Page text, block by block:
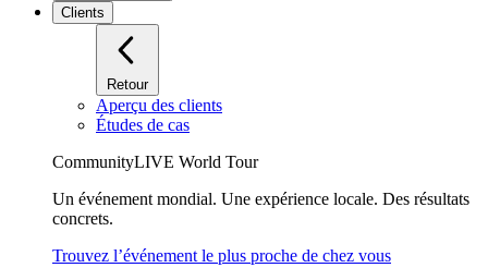
Clients
Retour
Aperçu des clients
Études de cas
CommunityLIVE World Tour
Un événement mondial. Une expérience locale. Des résultats
concrets.
Trouvez l’événement le plus proche de chez vous